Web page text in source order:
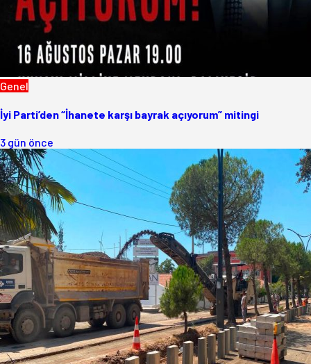
Genel
İyi Parti’den “İhanete karşı bayrak açıyorum” mitingi
3 gün önce